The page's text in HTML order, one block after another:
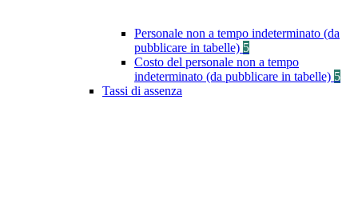
Personale non a tempo indeterminato (da
pubblicare in tabelle) 5
Costo del personale non a tempo
indeterminato (da pubblicare in tabelle) 5
Tassi di assenza